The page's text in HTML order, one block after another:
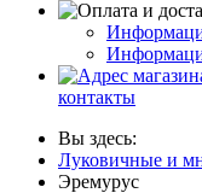
контакты
Вы здесь:
Луковичные и
Эремурус